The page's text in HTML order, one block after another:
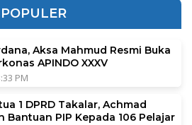
POPULER
Aksa Mahmud Resmi Buka
APINDO XXXV
PM
1 DPRD Takalar, Achmad
Bantuan PIP Kepada 106 Pelajar